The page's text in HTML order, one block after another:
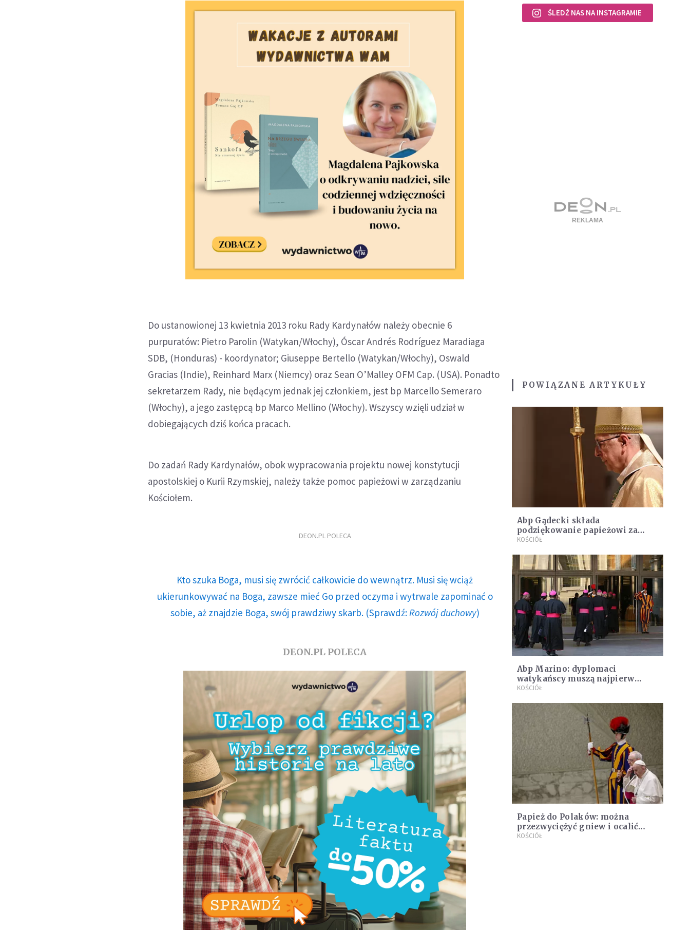
Do ustanowionej 13 kwietnia 2013 roku Rady Kardynałów należy obecnie 6
purpuratów: Pietro Parolin (Watykan/Włochy), Óscar Andrés Rodríguez Maradiaga
SDB, (Honduras) - koordynator; Giuseppe Bertello (Watykan/Włochy), Oswald
Gracias (Indie), Reinhard Marx (Niemcy) oraz Sean O’Malley OFM Cap. (USA). Ponadto
sekretarzem Rady, nie będącym jednak jej członkiem, jest bp Marcello Semeraro
(Włochy), a jego zastępcą bp Marco Mellino (Włochy). Wszyscy wzięli udział w
dobiegających dziś końca pracach.
Do zadań Rady Kardynałów, obok wypracowania projektu nowej konstytucji
apostolskiej o Kurii Rzymskiej, należy także pomoc papieżowi w zarządzaniu
Kościołem.
DEON.PL POLECA
Kto szuka Boga, musi się zwrócić całkowicie do wewnątrz. Musi się wciąż
ukierunkowywać na Boga, zawsze mieć Go przed oczyma i wytrwale zapominać o
sobie, aż znajdzie Boga, swój prawdziwy skarb. (Sprawdź: Rozwój duchowy)
DEON.PL POLECA
ŚLEDŹ NAS NA INSTAGRAMIE
POWIĄZANE ARTYKUŁY
Abp Gądecki składa
podziękowanie papieżowi za
adhortację o Amazonii
KOŚCIÓŁ
Abp Marino: dyplomaci
watykańscy muszą najpierw
wzrastać jako kapłani
KOŚCIÓŁ
Papież do Polaków: można
przezwyciężyć gniew i ocalić
przyjaźń
KOŚCIÓŁ